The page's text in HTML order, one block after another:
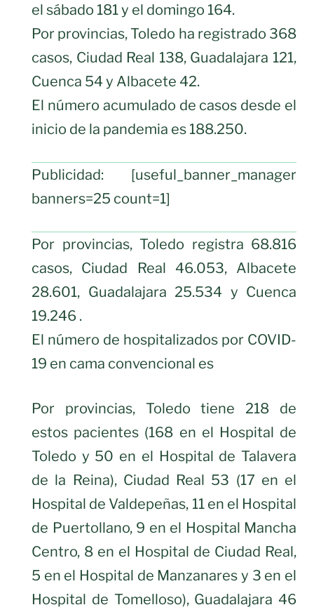
el sábado 181 y el domingo 164.
Por provincias, Toledo ha registrado 368
casos, Ciudad Real 138, Guadalajara 121,
Cuenca 54 y Albacete 42.
El número acumulado de casos desde el
inicio de la pandemia es 188.250.
Publicidad: [useful_banner_manager
banners=25 count=1]
Por provincias, Toledo registra 68.816
casos, Ciudad Real 46.053, Albacete
28.601, Guadalajara 25.534 y Cuenca
19.246 .
El número de hospitalizados por COVID-
19 en cama convencional es
Por provincias, Toledo tiene 218 de
estos pacientes (168 en el Hospital de
Toledo y 50 en el Hospital de Talavera
de la Reina), Ciudad Real 53 (17 en el
Hospital de Valdepeñas, 11 en el Hospital
de Puertollano, 9 en el Hospital Mancha
Centro, 8 en el Hospital de Ciudad Real,
5 en el Hospital de Manzanares y 3 en el
Hospital de Tomelloso), Guadalajara 46